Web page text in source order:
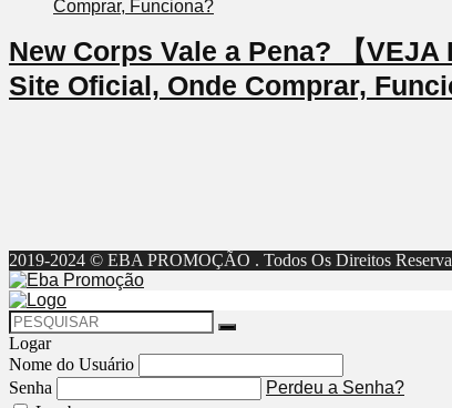
New Corps Vale a Pena? 【VEJA
Site Oficial, Onde Comprar,
2019-2024 © EBA PROMOÇÃO . Todos Os Direitos
Logar
Nome do Usuário
Senha
Perdeu a Senha?